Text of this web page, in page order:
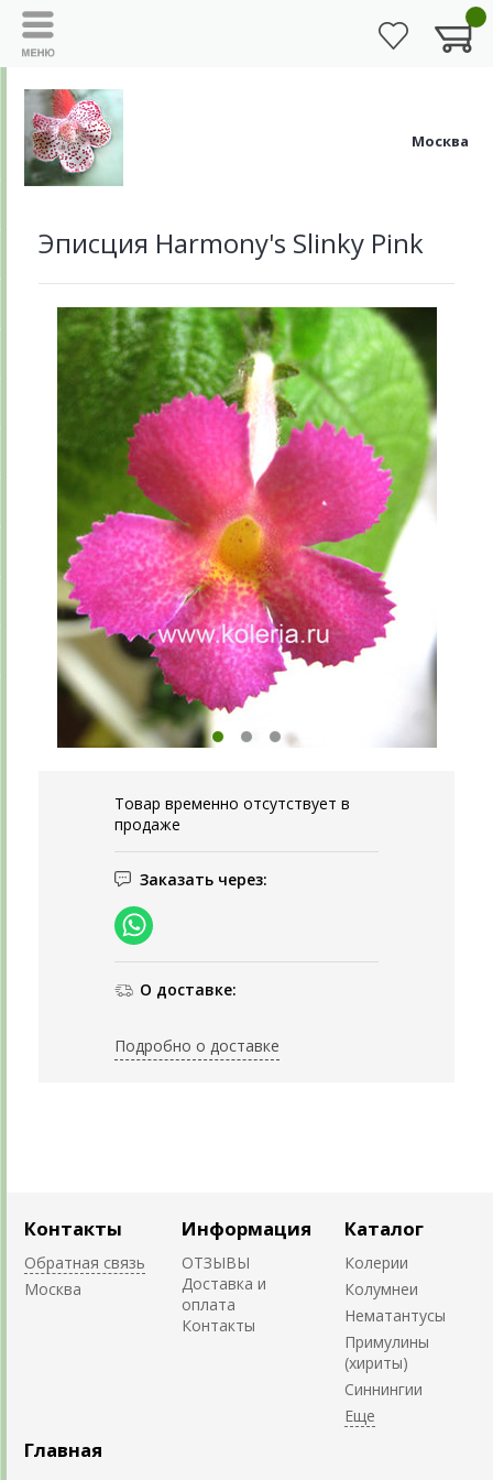
Москва
Эписция Harmony's Slinky Pink
Товар временно отсутствует в
продаже
Заказать через:
О доставке:
Подробно о доставке
Контакты
Обратная связь
Москва
Информация
ОТЗЫВЫ
Доставка и
оплата
Контакты
Каталог
Колерии
Колумнеи
Нематантусы
Примулины
(хириты)
Синнингии
Главная